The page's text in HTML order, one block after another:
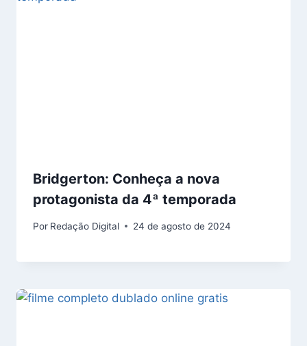
Bridgerton: Conheça a nova
protagonista da 4ª temporada
Por Redação Digital 24 de agosto de 2024